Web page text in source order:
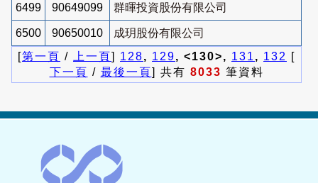
6499 90649099 群暉投資股份有限公司
6500 90650010
成玥股份有限公司
[第一頁 / 上一頁] 128, 129, <130>, 131 , 132
[
下一頁 / 最後一頁] 共有 8033 筆資料